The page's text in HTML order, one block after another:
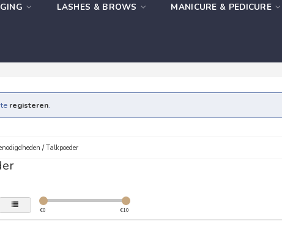
LASHES & BROWS MANICURE & PEDICURE
registeren.
/Talkpoeder
€0 €10